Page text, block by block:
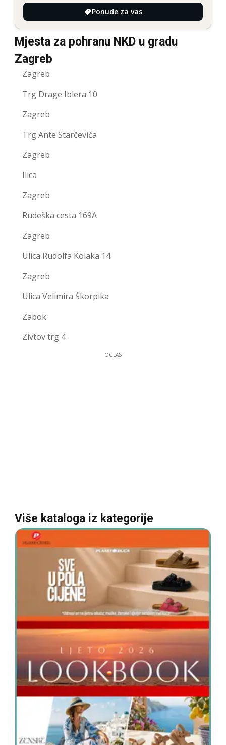
Ponude za vas
Mjesta za pohranu NKD u gradu
Zagreb
Zagreb
Trg Drage Iblera 10
Zagreb
Trg Ante Starčevića
Zagreb
Ilica
Zagreb
Rudeška cesta 169A
Zagreb
Ulica Rudolfa Kolaka 14
Zagreb
Ulica Velimira Škorpika
Zabok
Zivtov trg 4
OGLAS
Više kataloga iz kategorije